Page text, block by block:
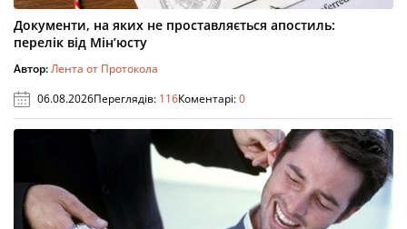
Документи, на яких не проставляється апостиль:
перелік від Мін’юсту
Автор:Лента от Протокола
06.08.2026Переглядів: 116Коментарі:0